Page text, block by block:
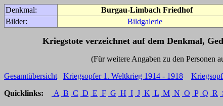
Denkmal: Burgau-Limbach Friedhof
Bilder:
Bildgalerie
Kriegstote verzeichnet auf dem Denkmal,
(Für weitere Angaben zu den Personen auf den
Gesamtübersicht
Kriegsopfer 1. Weltkrieg 1914 - 1918
Quicklinks:
A B C D E F G H I J K L M N O P Q R